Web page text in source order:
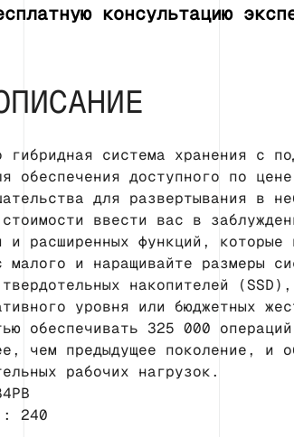
консультацию
гибридная система хранения с
обеспечения доступного по
для развертывания в
ввести вас в
и расширенных функций,
и наращивайте размеры
накопителей
уровня или бюджетных
обеспечивать 325 000
чем предыдущее поколение, и
рабочих нагрузок.
: 240